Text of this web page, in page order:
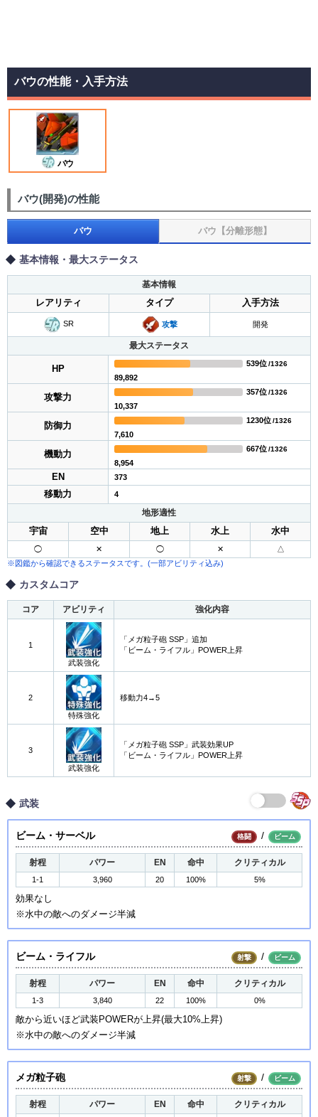
バウの性能・入手方法
バウ
バウ(開発)の性能
バウ バウ【分離形態】
基本情報・最大ステータス
基本情報
レアリティ
タイプ 入手方法
SR 攻撃 開発
最大ステータス
HP
89,892
539位 /1326
攻撃力
10,337
357位 /1326
防御力
7,610
1230位 /1326
機動力
8,954
667位 /1326
EN 373
移動力 4
地形適性
宇宙
空中 地上 水上 水中
◯ ✕ ◯ ✕
△
※図鑑から確認できるステータスです。(一部アビリティ込み)
カスタムコア
コア アビリティ 強化内容
1
武装強化
「メガ粒子砲 SSP」追加
「ビーム・ライフル」POWER上昇
2
特殊強化
移動力4→5
3
武装強化
「メガ粒子砲 SSP」武装効果UP
「ビーム・ライフル」POWER上昇
武装
ビーム・サーベル 格闘 / ビーム
射程 パワー EN 命中 クリティカル
1-1 3,960 20 100% 5%
効果なし
※水中の敵へのダメージ半減
ビーム・ライフル 射撃 / ビーム
射程 パワー EN 命中 クリティカル
1-3 3,840 22 100% 0%
敵から近いほど武装POWERが上昇(最大10%上昇)
※水中の敵へのダメージ半減
メガ粒子砲 射撃 / ビーム
射程 パワー EN 命中 クリティカル